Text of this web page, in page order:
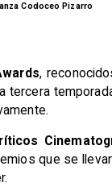
Codoceo Pizarro
,
tercera
que se